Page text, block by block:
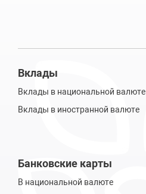
Вклады
Вклады в национальной валюте
Вклады в иностранной валюте
Банковские карты
В национальной валюте